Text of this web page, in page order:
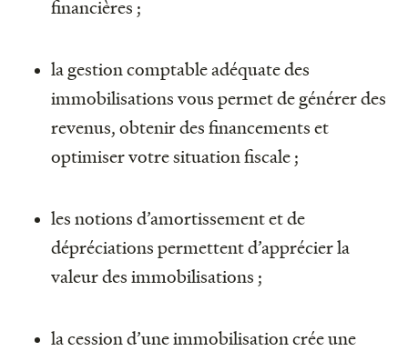
financières ;
la gestion comptable adéquate des
immobilisations vous permet de générer des
revenus, obtenir des financements et
optimiser votre situation fiscale ;
les notions d’amortissement et de
dépréciations permettent d’apprécier la
valeur des immobilisations ;
la cession d’une immobilisation crée une